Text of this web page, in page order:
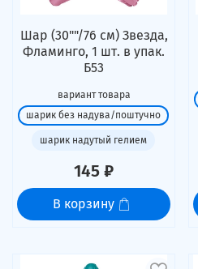
Шар (30""/76 см) Звезда,
Фламинго, 1 шт. в упак.
Б53
вариант товара
шарик без надува/поштучно
шарик надутый гелием
145 ₽
В корзину